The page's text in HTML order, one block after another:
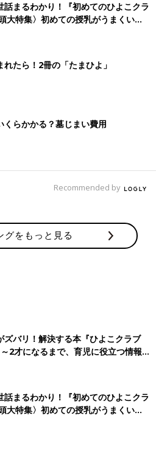
ます。さらに、胸郭が広がって深い
感神経を優位にしてからだをリラッ
れは、不安感の軽減や気持ちの安定
ルケアにも効果が期待できるでし
ていると、効率的に空気をとり込
しさを感じやすくなったりしま
筋肉がほぐれると、物理的に筋肉
能の向上が期待できます。これに
さや息苦しさを解消しやすくなるで
ストレッチの方法をご紹介します。
のはもちろん、立ったままでもでき
話まるわかり！『初めてのひよこクラ
大特集〉初めての授乳がうまくい
ミルクの基本と夏のトラブル 解決テ
たら！2冊の「たまひよ」
くらかかる？墓じまい費用
Recommended by
グをもっと見る
ズバリ！解決する本『ひよこクラブ
2才になるまで、育児に役立つ情報が
話まるわかり！『初めてのひよこクラ
大特集〉初めての授乳がうまくい
ミルクの基本と夏のトラブル 解決テ